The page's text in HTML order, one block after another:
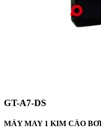
GT-A7-DS
MÁY MAY 1 KIM CÀO